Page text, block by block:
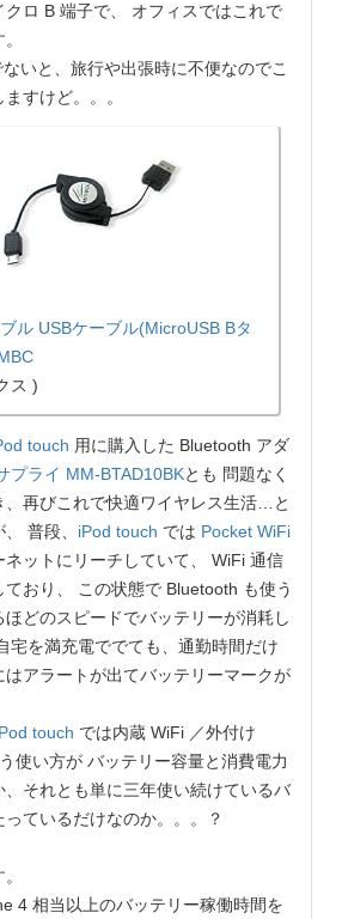
クロ B 端子で、 オフィスではこれで
いと、旅行や出張時に不便なのでこ
すけど。。。
ル USBケーブル(MicroUSB Bタ
ス )
touch 用に購入した Bluetooth アダ
プライ MM-BTAD10BKとも 問題なく
、再びこれで快適ワイヤレス生活…と
普段、 iPod touch では Pocket WiFi
ネットにリーチしていて、 WiFi 通信
ており、 この状態で Bluetooth も使う
ほどのスピードでバッテリーが消耗し
宅を満充電ででても、通勤時間だけ
はアラートが出てバッテリーマークが
touch では内蔵 WiFi ／外付け
使い方が バッテリー容量と消費電力
、それとも単に三年使い続けているバ
っているだけなのか。。。？
4 相当以上のバッテリー稼働時間を